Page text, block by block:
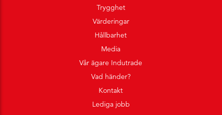
Trygghet
Värderingar
Hållbarhet
Media
Vår ägare Indutrade
Vad händer?
Kontakt
Lediga jobb